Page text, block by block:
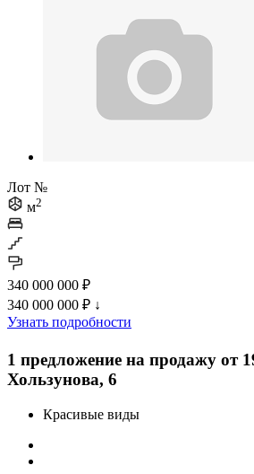
Лот №
м2
340 000 000 ₽
340 000 000 ₽ ↓
Узнать подробности
1 предложение на продажу от
Хользунова, 6
Красивые виды